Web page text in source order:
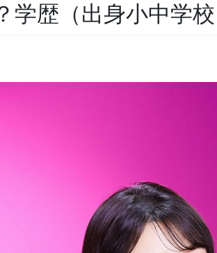
学歴（出身小中学